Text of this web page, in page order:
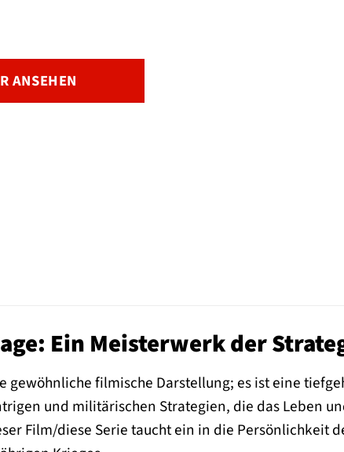
ANSEHEN
Ein Meisterwerk der
gewöhnliche filmische Darstellung; es ist eine
und militärischen Strategien, die das Leben
Film/diese Serie taucht ein in die Persönlichkeit